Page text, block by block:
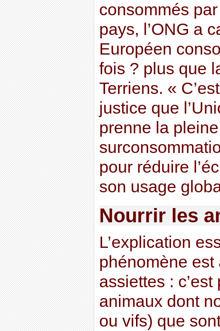
consommés
pays, l’ONG a
Européen
fois ? plus que
Terriens. «
justice que
prenne la
pour réduire
son usage
Nourrir les
L’explication
phénomène
assiettes :
animaux dont
ou vifs) que